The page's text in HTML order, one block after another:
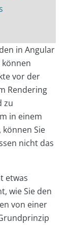
in Angular
können
vor der
Rendering
zu
in einem
Sie
nicht das
etwas
wie Sie den
von einer